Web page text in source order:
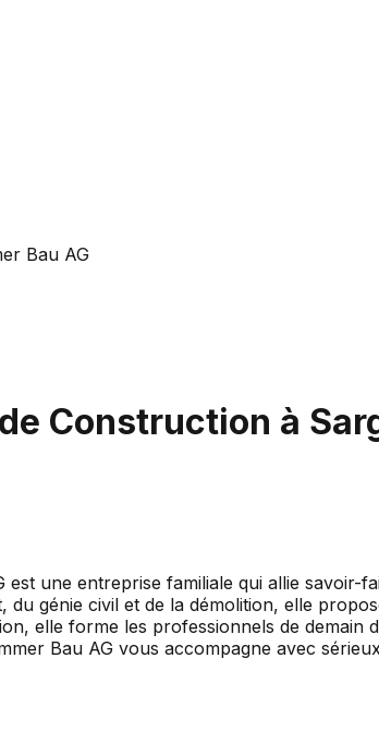
Bau AG
Construction à
une entreprise familiale qui allie
génie civil et de la démolition, elle
elle forme les professionnels de demain
Bau AG vous accompagne avec